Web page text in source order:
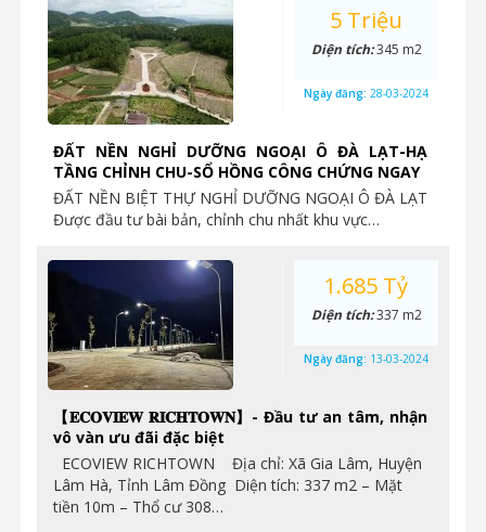
ĐẤT NỀN NGHỈ DƯỠNG NGOẠI Ô ĐÀ LẠT-HẠ
TẦNG CHỈNH CHU-SỔ HỒNG CÔNG CHỨNG NGAY
ĐẤT NỀN BIỆT THỰ NGHỈ DƯỠNG NGOẠI Ô ĐÀ LẠT
Được đầu tư bài bản, chỉnh chu nhất khu vực…
5 Triệu
Diện tích:345 m2
Ngày đăng: 28-03-2024
【𝐄𝐂𝐎𝐕𝐈𝐄𝐖 𝐑𝐈𝐂𝐇𝐓𝐎𝐖𝐍】- Đầu tư an tâm, nhận
vô vàn ưu đãi đặc biệt
ECOVIEW RICHTOWN Địa chỉ: Xã Gia Lâm, Huyện
Lâm Hà, Tỉnh Lâm Đồng Diện tích: 337 m2 – Mặt
tiền 10m – Thổ cư 308…
1.685 Tỷ
Diện tích:337 m2
Ngày đăng: 13-03-2024